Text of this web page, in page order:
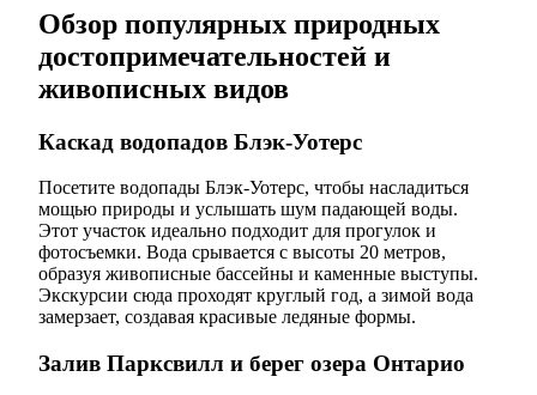
Обзор популярных природных
достопримечательностей и
живописных видов
Каскад водопадов Блэк-Уотерс
Посетите водопады Блэк-Уотерс, чтобы насладиться
мощью природы и услышать шум падающей воды.
Этот участок идеально подходит для прогулок и
фотосъемки. Вода срывается с высоты 20 метров,
образуя живописные бассейны и каменные выступы.
Экскурсии сюда проходят круглый год, а зимой вода
замерзает, создавая красивые ледяные формы.
Залив Парксвилл и берег озера Онтарио